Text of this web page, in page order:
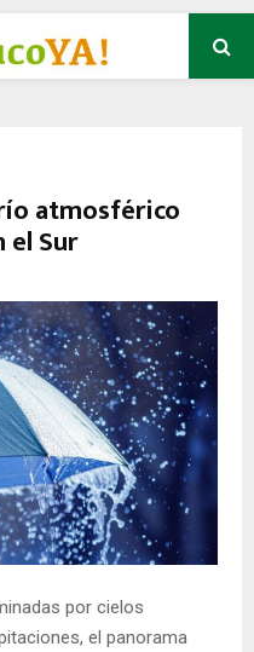
atmosférico
Sur
por cielos
el panorama